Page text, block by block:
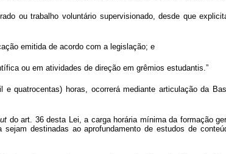
ou trabalho voluntário supervisionado, desde que
emitida de acordo com a legislação; e
ou em atividades de direção em grêmios estudantis.”
quatrocentas) horas, ocorrerá mediante articulação da
do art. 36 desta Lei, a carga horária mínima da formação
destinadas ao aprofundamento de estudos de